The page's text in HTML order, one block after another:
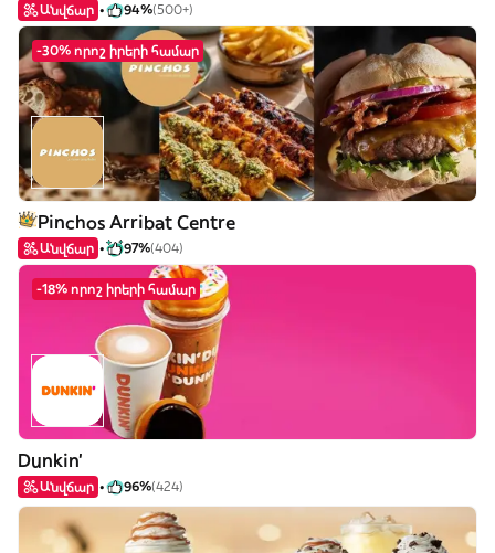
Անվճար 94%(500+)
-30% որոշ իրերի համար
Pinchos Arribat Centre
Անվճար 97%(404)
-18% որոշ իրերի համար
Dunkin'
Անվճար 96%(424)